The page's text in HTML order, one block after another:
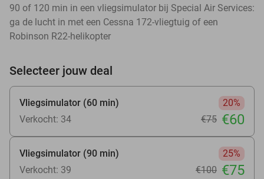
90 of 120 min in een vliegsimulator bij Special Air Services:
ga de lucht in met een Cessna 172-vliegtuig of een
Robinson R22-helikopter
Selecteer jouw deal
Vliegsimulator (60 min)
20%
Verkocht: 34
€75 €60
Vliegsimulator (90 min)
25%
Verkocht: 39
€100 €75